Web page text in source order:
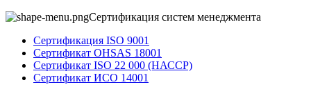
Сертификация систем менеджмента
Сертификация ISO 9001
Сертификат OHSAS 18001
Сертификат ISO 22 000 (НАССР)
Сертификат ИСО 14001